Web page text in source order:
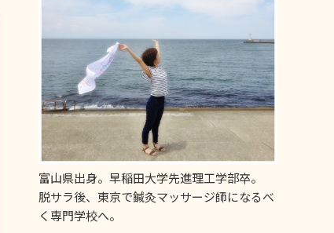
富山県出身。早稲田大学先進理工学部卒。
脱サラ後、東京で鍼灸マッサージ師になるべ
く専門学校へ。